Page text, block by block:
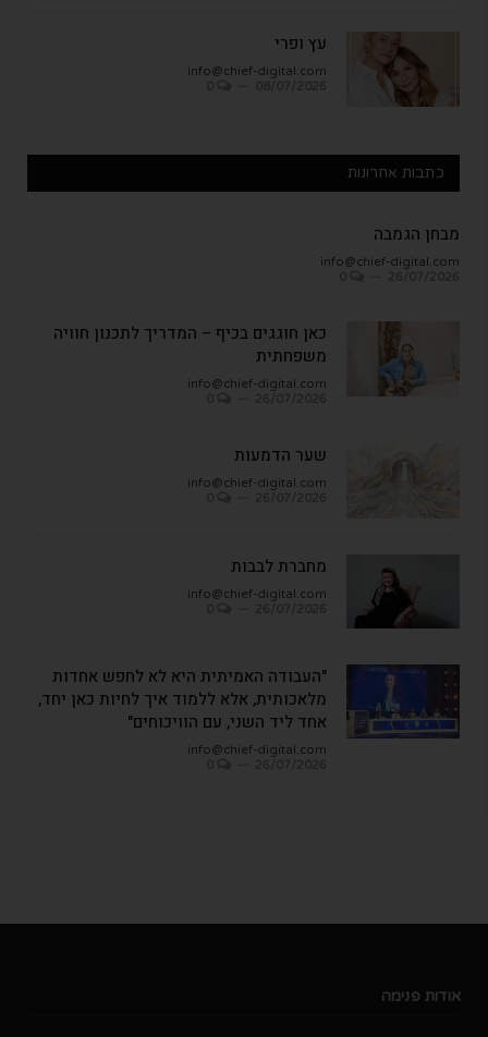
עץ ופרי
info@chief-digital.com
כתבות אחרונות
מבחן הגמבה
info@chief-digital.com
כאן חוגגים בכיף – המדריך לתכנון חוויה
משפחתית
info@chief-digital.com
שער הדמעות
info@chief-digital.com
מחברת לבבות
info@chief-digital.com
"העבודה האמיתית היא לא לחפש אחדות
מלאכותית, אלא ללמוד איך לחיות כאן יחד,
אחד ליד השני, עם הוויכוחים"
info@chief-digital.com
אודות פנימה